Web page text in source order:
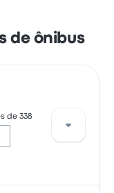
de ônibus
de 338